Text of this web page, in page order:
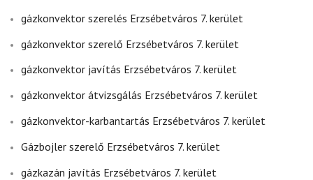
gázkonvektor szerelés Erzsébetváros 7. kerület
gázkonvektor szerelő Erzsébetváros 7. kerület
gázkonvektor javítás Erzsébetváros 7. kerület
gázkonvektor átvizsgálás Erzsébetváros 7. kerület
gázkonvektor-karbantartás Erzsébetváros 7. kerület
Gázbojler szerelő Erzsébetváros 7. kerület
gázkazán javítás Erzsébetváros 7. kerület